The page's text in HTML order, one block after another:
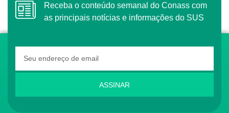
Receba o conteúdo semanal do Conass com
as principais notícias e informações do SUS
ASSINAR